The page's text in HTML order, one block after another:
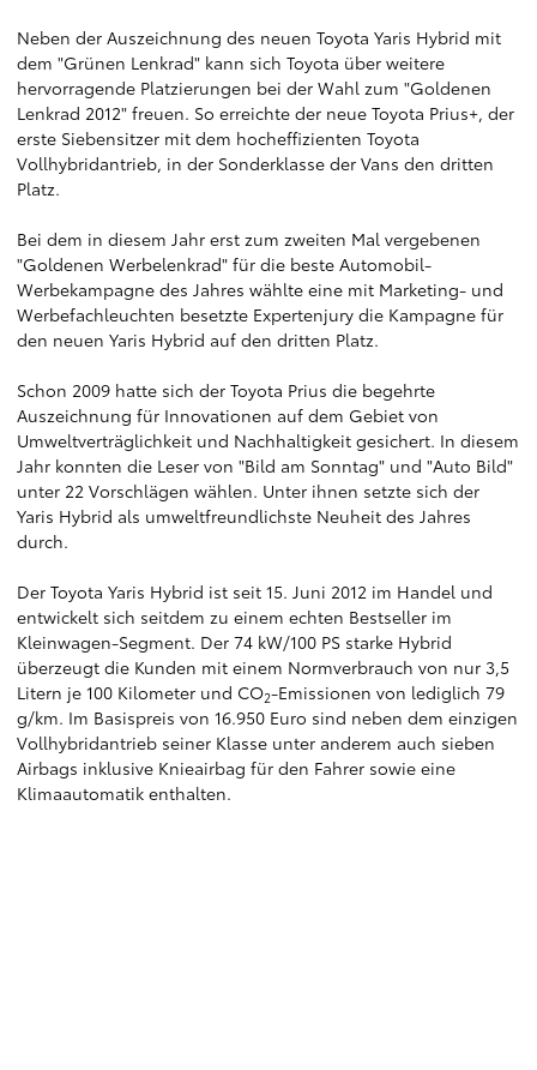
Neben der Auszeichnung des neuen Toyota Yaris Hybrid mit
dem "Grünen Lenkrad" kann sich Toyota über weitere
hervorragende Platzierungen bei der Wahl zum "Goldenen
Lenkrad 2012" freuen. So erreichte der neue Toyota Prius+, der
erste Siebensitzer mit dem hocheffizienten Toyota
Vollhybridantrieb, in der Sonderklasse der Vans den dritten
Platz.
Bei dem in diesem Jahr erst zum zweiten Mal vergebenen
"Goldenen Werbelenkrad" für die beste Automobil-
Werbekampagne des Jahres wählte eine mit Marketing- und
Werbefachleuchten besetzte Expertenjury die Kampagne für
den neuen Yaris Hybrid auf den dritten Platz.
Schon 2009 hatte sich der Toyota Prius die begehrte
Auszeichnung für Innovationen auf dem Gebiet von
Umweltverträglichkeit und Nachhaltigkeit gesichert. In diesem
Jahr konnten die Leser von "Bild am Sonntag" und "Auto Bild"
unter 22 Vorschlägen wählen. Unter ihnen setzte sich der
Yaris Hybrid als umweltfreundlichste Neuheit des Jahres
durch.
Der Toyota Yaris Hybrid ist seit 15. Juni 2012 im Handel und
entwickelt sich seitdem zu einem echten Bestseller im
Kleinwagen-Segment. Der 74 kW/100 PS starke Hybrid
überzeugt die Kunden mit einem Normverbrauch von nur 3,5
Litern je 100 Kilometer und CO2-Emissionen von lediglich 79
g/km. Im Basispreis von 16.950 Euro sind neben dem einzigen
Vollhybridantrieb seiner Klasse unter anderem auch sieben
Airbags inklusive Knieairbag für den Fahrer sowie eine
Klimaautomatik enthalten.